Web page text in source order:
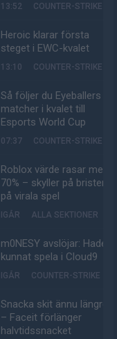
13:52 COUNTER-STRIKE
Heroic klarar första
steget i EWC-kvalet
13:10 COUNTER-STRIKE
Så följer du Eyeballers
matcher i kvalet till
Esports World Cup
07:37 COUNTER-STRIKE
Roblox värde rasar med
70% – skyller på bristen
på virala spel
IGÅR ALLA SEKTIONER
m0NESY avslöjar: Hade
kunnat spela i Cloud9
IGÅR COUNTER-STRIKE
Snacka skit ännu längre
– Faceit förlänger
halvtidssnacket